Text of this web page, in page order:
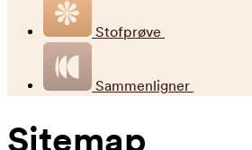
Stofprøve
Sammenligner
Sitemap